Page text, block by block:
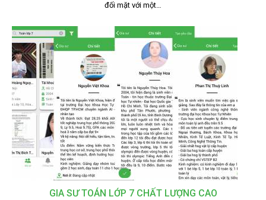
đối mặt với một…
GIA SƯ TOÁN LỚP 7 CHẤT LƯỢNG CAO